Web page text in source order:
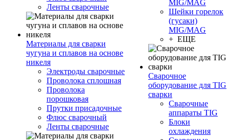
Ленты сварочные
Материалы для сварки
чугуна и сплавов на основе
никеля
Электроды сварочные
Проволока сплошная
Проволока
порошковая
Прутки присадочные
Флюс сварочный
Ленты сварочные
MIG/MAG
Шейки горелок
(гусаки)
MIG/MAG
+ ЕЩЕ
Сварочное
оборудование для TIG
сварки
Сварочные
аппараты TIG
Блоки
охлаждения